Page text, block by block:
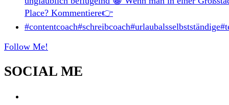
Follow Me!
SOCIAL ME